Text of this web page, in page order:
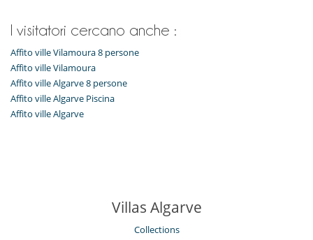
Spazio cena sulla terrazza
Divertimenti ed attività sportive
Accesso internet (wifi)
Piscina calda esteriore
Tivù
Tivù cavo o satellite o internet
Cucina completamente fornita
I visitatori cercano anche :
Affito ville Vilamoura 8 persone
Affito ville Vilamoura
Affito ville Algarve 8 persone
Affito ville Algarve Piscina
Affito ville Algarve
Villas Algarve
Collections